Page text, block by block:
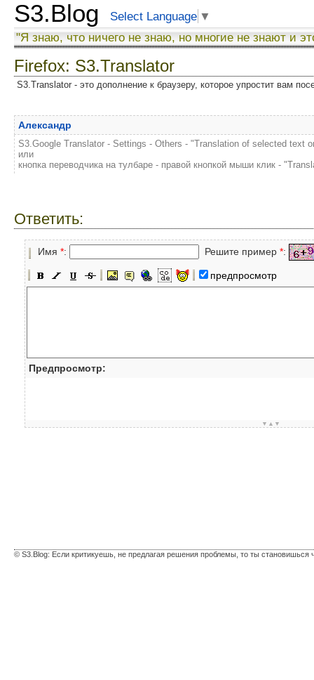
S3.Blog Select Language ▼
"Я знаю, что ничего не знаю, но многие не знают и
Firefox: S3.Translator
S3.Translator - это дополнение к браузеру, которое упростит вам
Александр
S3.Google Translator - Settings - Others - "Translation of selected text
или
кнопка переводчика на тулбаре - правой кнопкой мыши клик -
Ответить:
Имя *: Решите пример *:
предпросмотр
Предпросмотр:
▼▲▼
© S3.Blog: Если критикуешь, не предлагая решения проблемы, то ты становишься